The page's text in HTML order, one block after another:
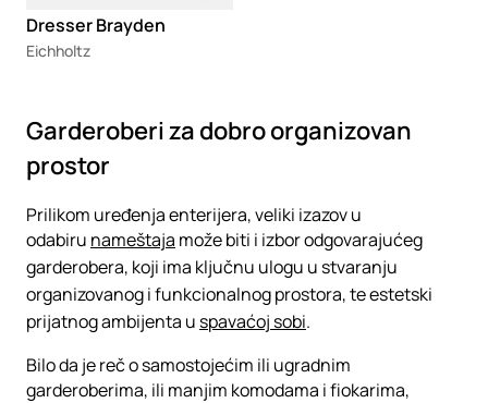
Dresser Brayden
Eichholtz
Garderoberi za dobro organizovan
prostor
Prilikom uređenja enterijera, veliki izazov u
odabiru nameštaja može biti i izbor odgovarajućeg
garderobera, koji ima ključnu ulogu u stvaranju
organizovanog i funkcionalnog prostora, te estetski
prijatnog ambijenta u spavaćoj sobi.
Bilo da je reč o samostojećim ili ugradnim
garderoberima, ili manjim komodama i fiokarima,